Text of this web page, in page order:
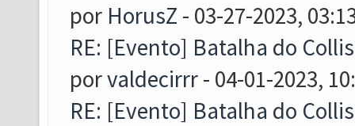
por HorusZ - 03-27-2023,
RE: [Evento] Batalha do
porvaldecirrr- 04-01-2023,
RE: [Evento] Batalha do